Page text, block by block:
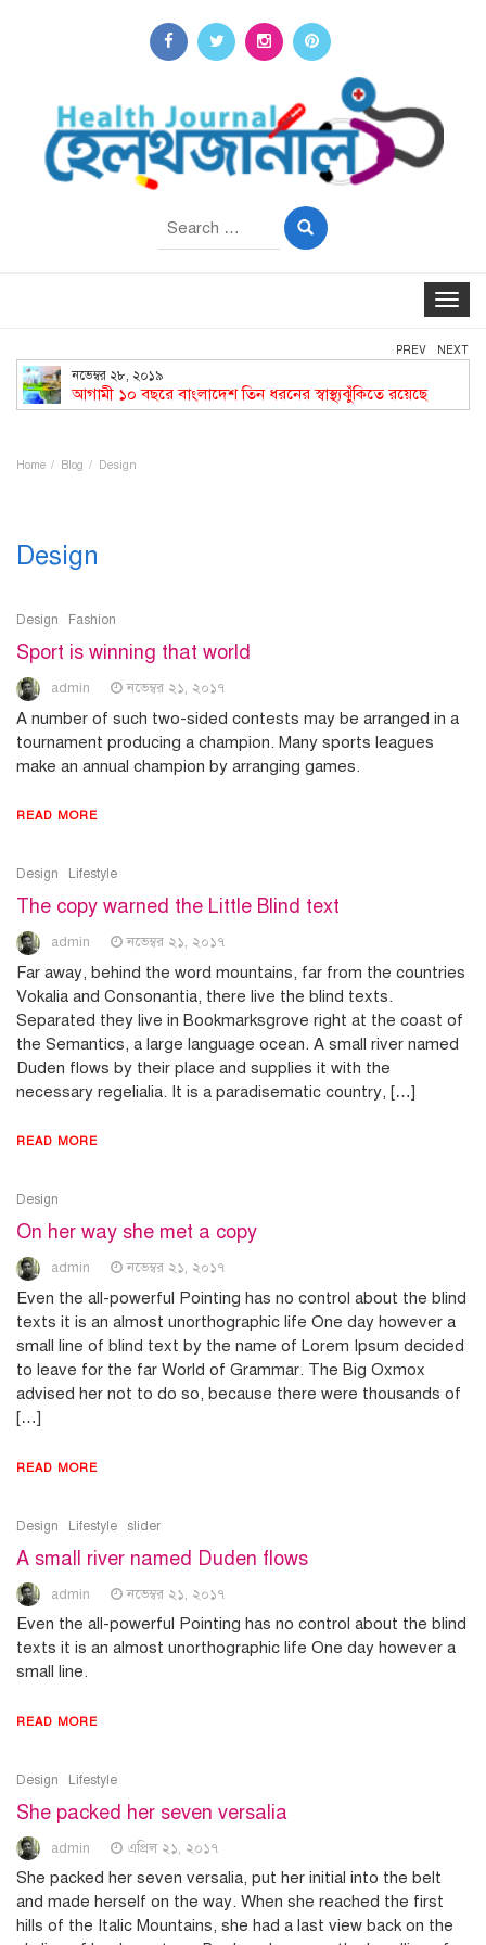
Search
Toggle
নভেম্বর ২৮, ২০১৯
আগামী ১০ বছরে বাংলাদেশ তিন ধরনের স্বাস্থ্যঝুঁকিতে রয়েছে
PREV NEXT
Home Blog Design
Design
Design Fashion
Sport is winning that world
admin নভেম্বর ২১, ২০১৭
A number of such two-sided contests may be arranged in a
tournament producing a champion. Many sports leagues
make an annual champion by arranging games.
READ MORE
Design Lifestyle
The copy warned the Little Blind text
admin নভেম্বর ২১, ২০১৭
Far away, behind the word mountains, far from the countries
Vokalia and Consonantia, there live the blind texts.
Separated they live in Bookmarksgrove right at the coast of
the Semantics, a large language ocean. A small river named
Duden flows by their place and supplies it with the
necessary regelialia. It is a paradisematic country, […]
READ MORE
Design
On her way she met a copy
admin নভেম্বর ২১, ২০১৭
Even the all-powerful Pointing has no control about the blind
texts it is an almost unorthographic life One day however a
small line of blind text by the name of Lorem Ipsum decided
to leave for the far World of Grammar. The Big Oxmox
advised her not to do so, because there were thousands of
[…]
READ MORE
Design Lifestyle slider
A small river named Duden flows
admin নভেম্বর ২১, ২০১৭
Even the all-powerful Pointing has no control about the blind
texts it is an almost unorthographic life One day however a
small line.
READ MORE
Design Lifestyle
She packed her seven versalia
admin এপ্রিল ২১, ২০১৭
She packed her seven versalia, put her initial into the belt
and made herself on the way. When she reached the first
hills of the Italic Mountains, she had a last view back on the